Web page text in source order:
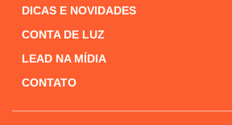
DICAS E NOVIDADES
CONTA DE LUZ
LEAD NA MÍDIA
CONTATO